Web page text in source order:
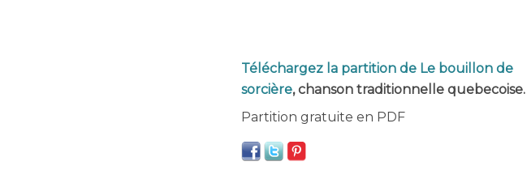
Téléchargez la partition de Le bouillon de
sorcière, chanson traditionnelle quebecoise.
Partition gratuite en PDF